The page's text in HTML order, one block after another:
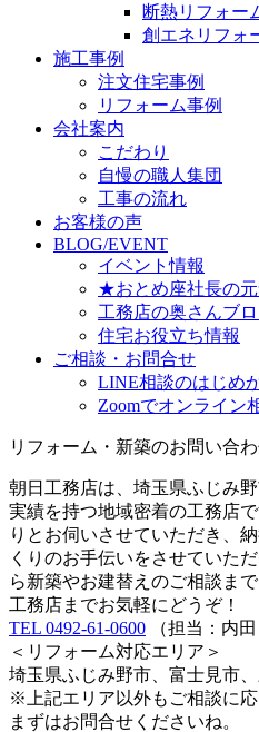
断熱リフォー
創エネリフォ
施工事例
注文住宅事例
リフォーム事例
会社案内
こだわり
自慢の職人集団
工事の流れ
お客様の声
BLOG/EVENT
イベント情報
★おとめ座社長の
工務店の奥さんブ
住宅お役立ち情報
ご相談・お問合せ
LINE相談のはじめ
Zoomでオンライン
リフォーム・新築のお問い合
朝日工務店は、埼玉県ふじみ
実績を持つ地域密着の工務店
りとお伺いさせていただき、
くりのお手伝いをさせていた
ら新築やお建替えのご相談ま
工務店までお気軽にどうぞ！
TEL 0492-61-0600 （担当：内田
＜リフォーム対応エリア＞
埼玉県ふじみ野市、富士見市
※上記エリア以外もご相談に応
まずはお問合せくださいね。